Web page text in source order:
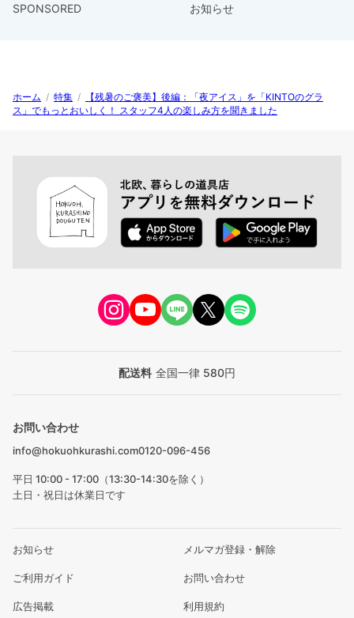
SPONSORED お知らせ
ホーム / 特集 /
【残暑のご褒美】後編：「夜アイス」を「KINTOのグラ
ス」でもっとおいしく！ スタッフ4人の楽しみ方を聞きました
配送料 全国一律 580円
お問い合わせ
info@hokuohkurashi.com0120-096-456
平日 10:00 - 17:00（13:30-14:30を除く）
土日・祝日は休業日です
お知らせ メルマガ登録・解除
ご利用ガイド お問い合わせ
広告掲載 利用規約